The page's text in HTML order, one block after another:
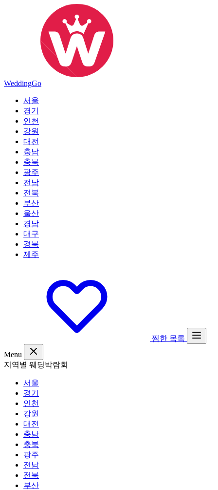
WeddingGo
서울
경기
인천
강원
대전
충남
충북
광주
전남
전북
부산
울산
경남
대구
경북
제주
찜한 목록
Menu
지역별 웨딩박람회
서울
경기
인천
강원
대전
충남
충북
광주
전남
전북
부산